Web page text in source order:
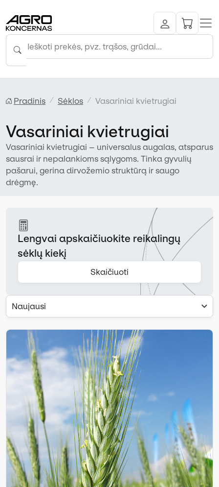
Pradinis Sėklos Vasariniai kvietrugiai
Vasariniai kvietrugiai
Vasariniai kvietrugiai – universalus augalas, atsparus
sausrai ir nepalankioms sąlygoms. Tinka gyvulių
pašarui, gerina dirvožemio struktūrą ir saugo
drėgmę.
Lengvai apskaičiuokite reikalingų
sėklų kiekį
Skaičiuoti
Naujausi